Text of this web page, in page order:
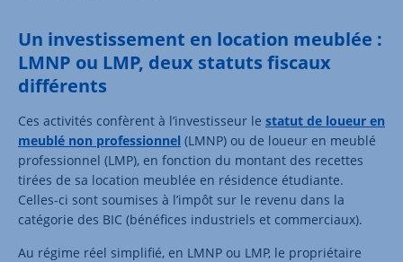
Un investissement en location meublée :
LMNP ou LMP, deux statuts fiscaux
différents
Ces activités confèrent à l’investisseur le statut de loueur en
meublé non professionnel (LMNP) ou de loueur en meublé
professionnel (LMP), en fonction du montant des recettes
tirées de sa location meublée en résidence étudiante.
Celles-ci sont soumises à l’impôt sur le revenu dans la
catégorie des BIC (bénéfices industriels et commerciaux).
Au régime réel simplifié, en LMNP ou LMP, le propriétaire